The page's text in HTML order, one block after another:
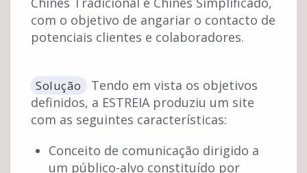
com o objetivo de angariar o contacto de
potenciais clientes e colaboradores.
Solução
Tendo em vista os objetivos
definidos, a ESTREIA produziu um site
com as seguintes características:
Conceito de comunicação dirigido a
um público-alvo constituído por